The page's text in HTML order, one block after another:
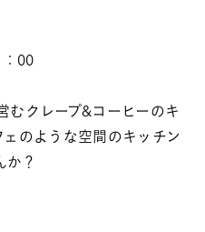
00
むクレープ&コーヒーのキ
ェのような空間のキッチン
か？